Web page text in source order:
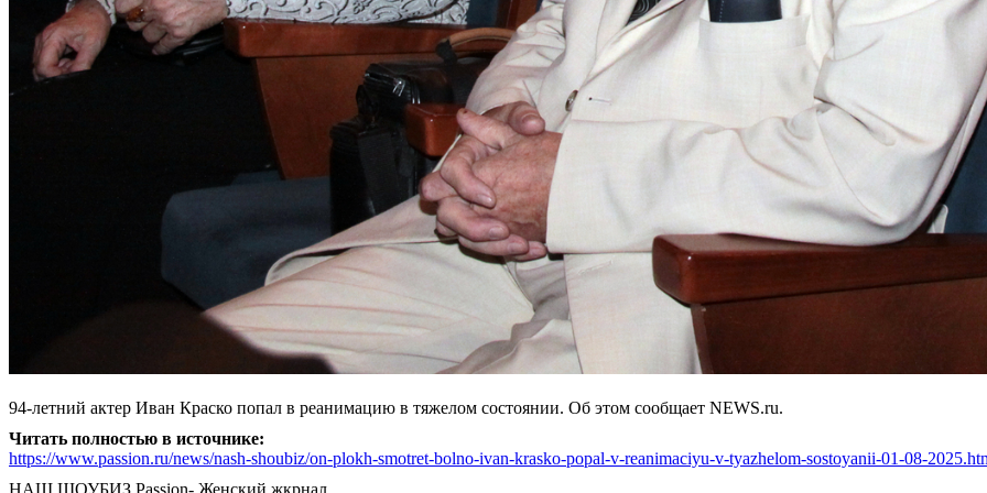
94-летний актер Иван Краско попал в реанимацию в тяжелом состоянии. Об этом сообщает NEWS.ru.
Читать полностью в источнике:
https://www.passion.ru/news/nash-shoubiz/on-plokh-smotret-bolno-ivan-krasko-popal-v-reanimaciyu-v-tyazhelom-sostoyanii-01-08-
НАШ ШОУБИЗ Passion- Женский жкрнал